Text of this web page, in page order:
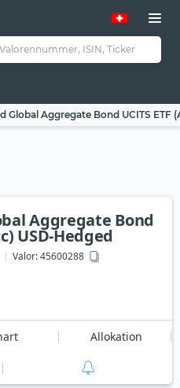
Global Aggregate Bond UCITS ETF
Aggregate Bond
USD-Hedged
Valor: 45600288
Allokation